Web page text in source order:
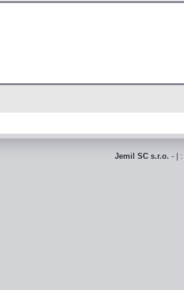
Jemil SC s.r.o. - |